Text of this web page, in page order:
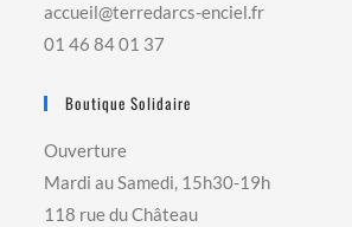
accueil@terredarcs-enciel.fr
01 46 84 01 37
Boutique Solidaire
Ouverture
Mardi au Samedi, 15h30-19h
118 rue du Château